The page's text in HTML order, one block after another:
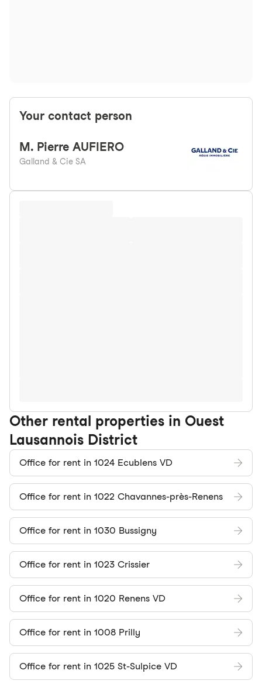
Your contact person
M. Pierre AUFIERO
Galland & Cie SA
Other rental properties in Ouest
Lausannois District
Office for rent in 1024 Ecublens VD
Office for rent in 1022 Chavannes-près-Renens
Office for rent in 1030 Bussigny
Office for rent in 1023 Crissier
Office for rent in 1020 Renens VD
Office for rent in 1008 Prilly
Office for rent in 1025 St-Sulpice VD